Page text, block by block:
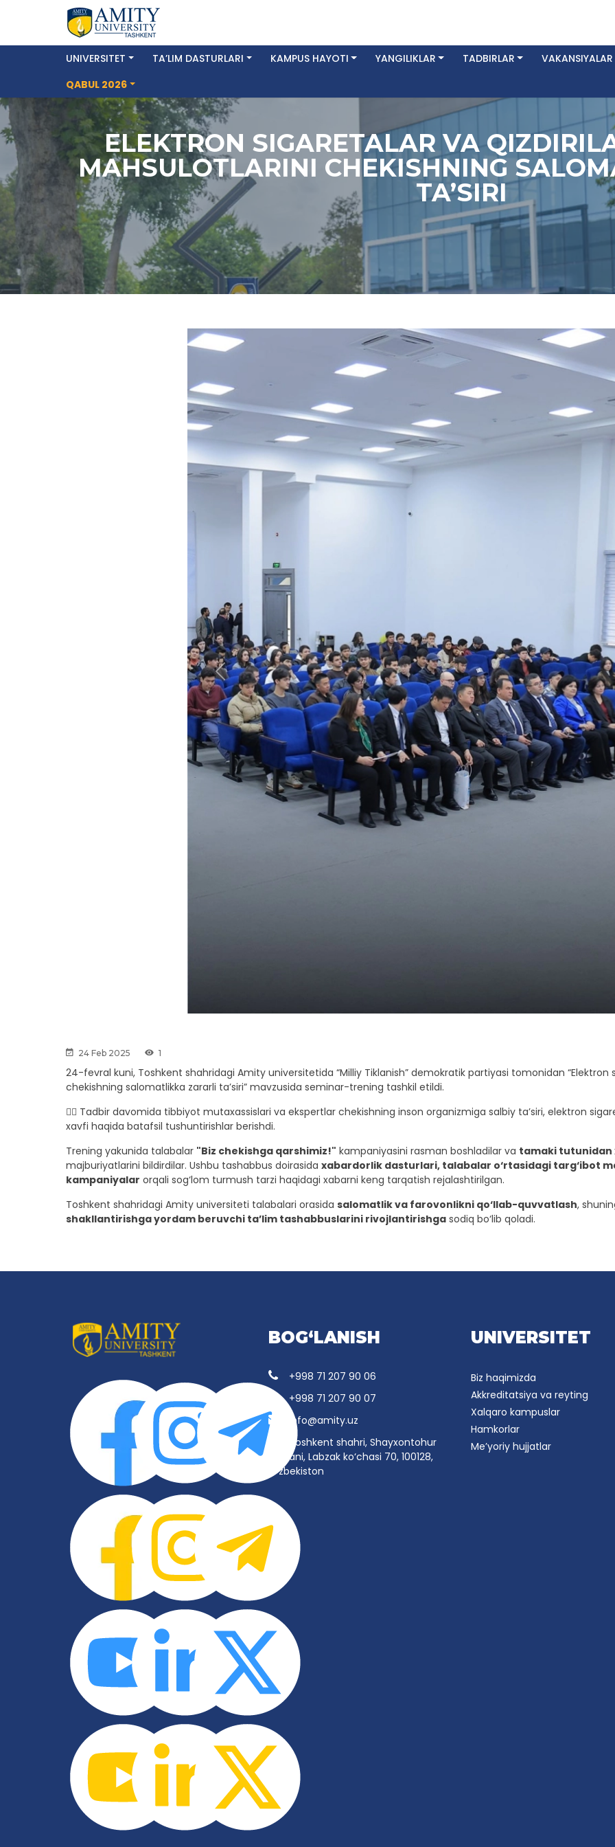
UNIVERSITET TA’LIM DASTURLARI KAMPUS HAYOTI YANGILIKLAR TADBIRLAR
VAKANSIYALAR
QABUL 2026
ELEKTRON SIGARETALAR VA
MAHSULOTLARINI CHEKISHNING
TA’SIRI
Previous
24 Feb 2025 1
24-fevral kuni, Toshkent shahridagi Amity universitetida “Milliy Tiklanish” demokratik partiyasi tomonidan
chekishning salomatlikka zararli ta’siri” mavzusida seminar-trening tashkil etildi.
👉🏼 Tadbir davomida tibbiyot mutaxassislari va ekspertlar chekishning inson organizmiga salbiy ta’siri, elektron
xavfi haqida batafsil tushuntirishlar berishdi.
Trening yakunida talabalar "Biz chekishga qarshimiz!" kampaniyasini rasman boshladilar va tamaki tutunidan
majburiyatlarini bildirdilar. Ushbu tashabbus doirasida xabardorlik dasturlari, talabalar o‘rtasidagi targ‘ibot
kampaniyalar orqali sog‘lom turmush tarzi haqidagi xabarni keng tarqatish rejalashtirilgan.
Toshkent shahridagi Amity universiteti talabalari orasida salomatlik va farovonlikni qo‘llab-quvvatlash,
shakllantirishga yordam beruvchi ta’lim tashabbuslarini rivojlantirishga sodiq bo‘lib qoladi.
BOG‘LANISH
+998 71 207 90 06
+998 71 207 90 07
info@amity.uz
Toshkent shahri, Shayxontohur
tumani, Labzak ko‘chasi 70, 100128,
O‘zbekiston
UNIVERSITET
Biz haqimizda
Akkreditatsiya va reyting
Xalqaro kampuslar
Hamkorlar
Me’yoriy hujjatlar